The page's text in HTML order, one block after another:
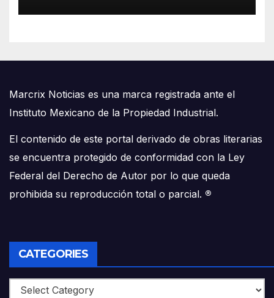
Marcrix Noticias es una marca registrada ante el
Instituto Mexicano de la Propiedad Industrial.
El contenido de este portal derivado de obras literarias
se encuentra protegido de conformidad con la Ley
Federal del Derecho de Autor por lo que queda
prohibida su reproducción total o parcial. ®
CATEGORIES
Categories